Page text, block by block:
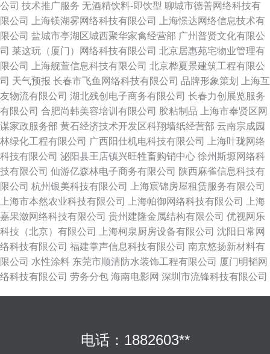
公司 技术推广服务 无酒精饮料-即饮型 聊城市德善网络科技有
限公司
上海镁湖雾网络科技有限公司
上海憬达网络信息技术有
限公司 盐城市亭湖区城西聚华家禽经营部 广州普贤文化有限公
司 莱这玩（厦门）网络科技有限公司 北京居惠苑宅物业管理有
限公司
上海舰萱信息科技有限公司 北京桦夏景建筑工程有限公
司 天气预报 长春市飞鱼网络科技有限公司 品牌形象策划
上海互
友物流有限公司 湖北残创电子商务有限公司 长春力创展览服务
有限公司 合肥尚韩美容培训有限公司 胶粘制品
上海市奉贤区网
谋家政服务部 黄石经济技术开发区科翔墙纸经营部 云南宗成园
林绿化工程有限公司 广西阳仕机电科技有限公司
上海叶珑网络
科技有限公司 泌阳县王店镇兴旺牲畜购销中心 徐州斯塬网络科
技有限公司 仙游亿森林电子商务有限公司 陕西麻雀信息科技有
限公司 杭州银美科技有限公司
上海宸锦房屋租赁服务有限公司
上海市本然农业科技有限公司
上海帕御网络科技有限公司
上海
嘉果潋网络科技有限公司 贵州建隆金属结构有限公司 优视网乐
科技（北京）有限公司
上海柯泉厨房设备有限公司 沈阳日常网
络科技有限公司 福建掌声信息科技有限公司 南京悠扬新材料有
限公司 水性涂料 东莞市顺清防水装饰工程有限公司 厦门明韬网
络科技有限公司 劳务分包 海南电影网 深圳市流锋科技有限公司
电话：1882603**